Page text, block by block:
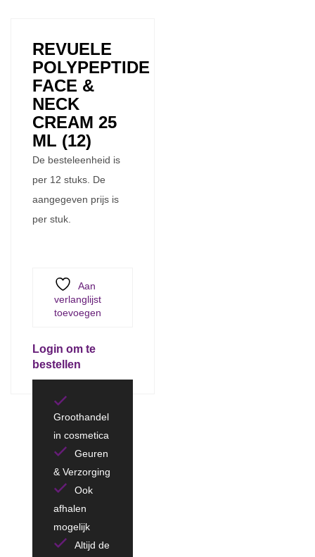
REVUELE
POLYPEPTIDE
FACE &
NECK
CREAM 25
ML (12)
De besteleenheid is
per 12 stuks. De
aangegeven prijs is
per stuk.
Aan
verlanglijst
toevoegen
Login om te
bestellen
Groothandel
in cosmetica
Geuren
& Verzorging
Ook
afhalen
mogelijk
Altijd de